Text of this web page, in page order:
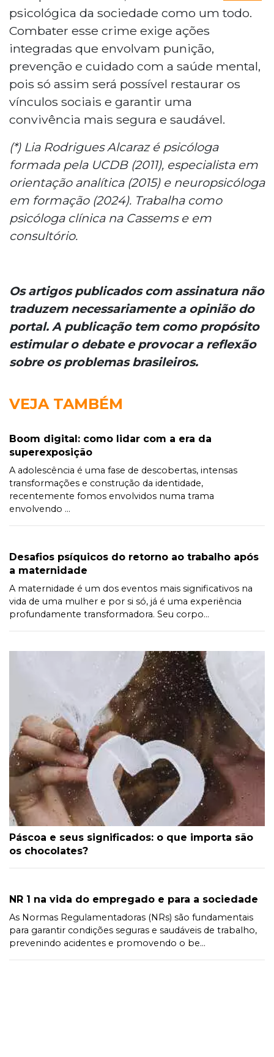
psicológica da sociedade como um todo.
Combater esse crime exige ações
integradas que envolvam punição,
prevenção e cuidado com a saúde mental,
pois só assim será possível restaurar os
vínculos sociais e garantir uma
convivência mais segura e saudável.
(*) Lia Rodrigues Alcaraz é psicóloga
formada pela UCDB (2011), especialista em
orientação analítica (2015) e neuropsicóloga
em formação (2024). Trabalha como
psicóloga clínica na Cassems e em
consultório.
Os artigos publicados com assinatura não
traduzem necessariamente a opinião do
portal. A publicação tem como propósito
estimular o debate e provocar a reflexão
sobre os problemas brasileiros.
VEJA TAMBÉM
Boom digital: como lidar com a era da
superexposição
A adolescência é uma fase de descobertas, intensas
transformações e construção da identidade,
recentemente fomos envolvidos numa trama
envolvendo ...
Desafios psíquicos do retorno ao trabalho após
a maternidade
A maternidade é um dos eventos mais significativos na
vida de uma mulher e por si só, já é uma experiência
profundamente transformadora. Seu corpo...
Páscoa e seus significados: o que importa são
os chocolates?
NR 1 na vida do empregado e para a sociedade
As Normas Regulamentadoras (NRs) são fundamentais
para garantir condições seguras e saudáveis de trabalho,
prevenindo acidentes e promovendo o be...